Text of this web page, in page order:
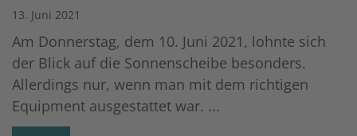
13. Juni 2021
Am Donnerstag, dem 10. Juni 2021, lohnte sich
der Blick auf die Sonnenscheibe besonders.
Allerdings nur, wenn man mit dem richtigen
Equipment ausgestattet war. ...